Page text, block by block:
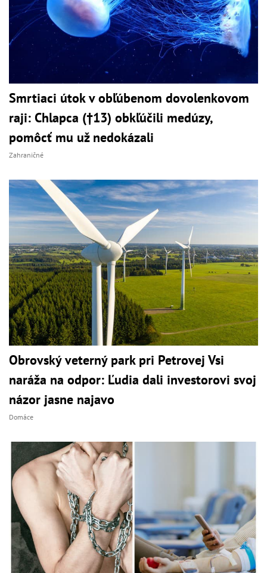
Smrtiaci útok v obľúbenom dovolenkovom
raji: Chlapca (†13) obkľúčili medúzy,
pomôcť mu už nedokázali
Zahraničné
Obrovský veterný park pri Petrovej Vsi
naráža na odpor: Ľudia dali investorovi svoj
názor jasne najavo
Domáce